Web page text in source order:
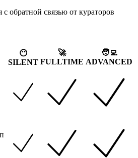
обратной связью от кураторов
😶
SILENT
🚀
FULLTIME
🧑‍💻
ADVANCED